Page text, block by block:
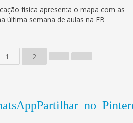
física apresenta o mapa com as
última semana de aulas na EB
1 2
Partilhar no